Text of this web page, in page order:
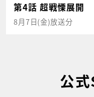
第4話 超戦慄展開
8月7日(金)放送分
公式